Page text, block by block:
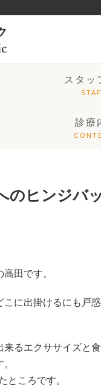
スタッ
診療
のヒンジバ
田です。
に出掛けるにも戸
るエクササイズと
ところです。